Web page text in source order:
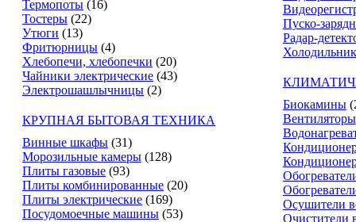
Термопоты (16)
Тостеры (22)
Утюги (13)
Фритюрницы (4)
Хлебопечи, хлебопечки (20)
Чайники электрические (43)
Электрошашлычницы (2)
КРУПНАЯ БЫТОВАЯ ТЕХНИКА
Винные шкафы (31)
Морозильные камеры (128)
Плиты газовые (93)
Плиты комбинированные (20)
Плиты электрические (169)
Посудомоечные машины (53)
Пуско-
Радар-
Биокамины
Вентиляторы
Осушители
Очистители